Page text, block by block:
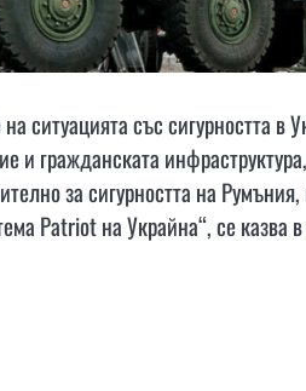
ситуацията със сигурността в
и гражданската
за сигурността на
Patriot на Украйна“, се